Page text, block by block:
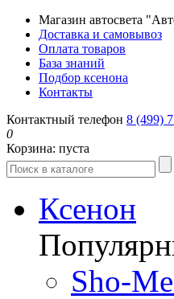
Магазин автосвета
Доставка и самовывоз
Оплата товаров
База знаний
Подбор ксенона
Контакты
Контактный телефон 8 (499)
0
Корзина: пуста
Ксенон
Sho-